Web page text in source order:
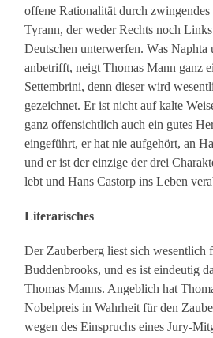
offene Rationalität durch
Tyrann, der weder Rechts noch
Deutschen unterwerfen. Was Naphta
anbetrifft, neigt Thomas Mann ganz
Settembrini, denn dieser wird
gezeichnet. Er ist nicht auf kalte
ganz offensichtlich auch ein gutes
eingeführt, er hat nie aufgehört, an
und er ist der einzige der drei
lebt und Hans Castorp ins Leben
Literarisches
Der Zauberberg liest sich wesentlich
Buddenbrooks, und es ist eindeutig
Thomas Manns. Angeblich hat
Nobelpreis in Wahrheit für den
wegen des Einspruchs eines Jury-